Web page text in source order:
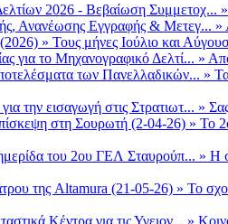
2026 - Βεβαίωση Συμμετοχ...
Ανανέωσης Εγγραφής & Μετεγ... »
» Τους μήνες Ιούλιο και
για το Μηχανογραφικό Δελτί... »
των Πανελλαδικών... »
την εισαγωγή στις Στρατιωτ... »
στη Σουρωτή (2-04-26) » Το
του 2ου ΓΕΛ Σταυρούπ... » Η
της Altamura (21-05-26) » Το
Κέντρα για τις Υγειον... »